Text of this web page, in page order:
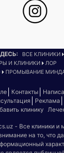
ВСЕ КЛИНИКИ
И КЛИНИКИ
ЛОР
ПРОМЫВАНИЕ
Контакты
Реклама
клинику
- Все клиники и
на то, что